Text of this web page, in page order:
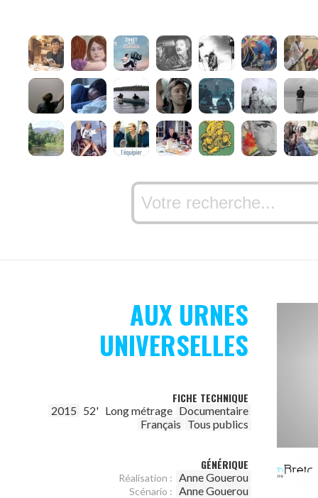
AUX URNES
UNIVERSELLES
FICHE TECHNIQUE
2015 52' Long métrage Documentaire
Français Tous publics
GÉNÉRIQUE
Réalisation : Anne Gouerou
Scénario : Anne Gouerou